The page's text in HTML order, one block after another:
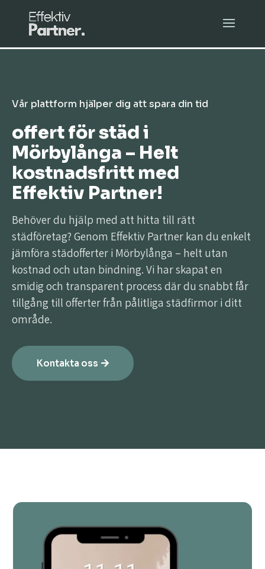
Vår plattform hjälper dig att spara din tid
offert för städ i
Mörbylånga – Helt
kostnadsfritt med
Effektiv Partner!
Behöver du hjälp med att hitta till rätt
städföretag? Genom Effektiv Partner kan du enkelt
jämföra städofferter i Mörbylånga – helt utan
kostnad och utan bindning. Vi har skapat en
smidig och transparent process där du snabbt får
tillgång till offerter från pålitliga städfirmor i ditt
område.
Kontakta oss